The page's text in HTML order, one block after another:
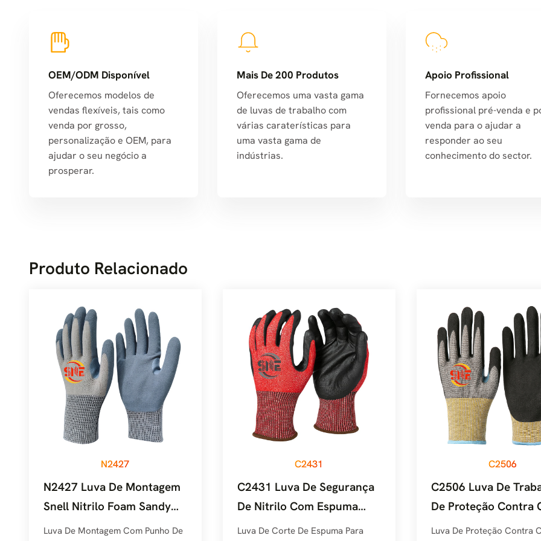
OEM/ODM Disponível
Oferecemos modelos de
vendas flexíveis, tais como
venda por grosso,
personalização e OEM, para
ajudar o seu negócio a
prosperar.
Mais De 200 Produtos
Oferecemos uma vasta gama
de luvas de trabalho com
várias caraterísticas para
uma vasta gama de
indústrias.
Apoio Profissional
Fornecemos apoio
profissional pré-venda e
venda para o ajudar a
responder ao seu
conhecimento do sector.
Produto Relacionado
N2427
N2427 Luva De Montagem
Snell Nitrilo Foam Sandy
Grip
Luva De Montagem Com Punho De
C2431
C2431 Luva De Segurança
De Nitrilo Com Espuma
Resistente A Cortes Snell -
Luva De Corte De Espuma Para
C2506
C2506 Luva De
De Proteção Contra
Snell Em Espuma
Luva De Proteção Contra